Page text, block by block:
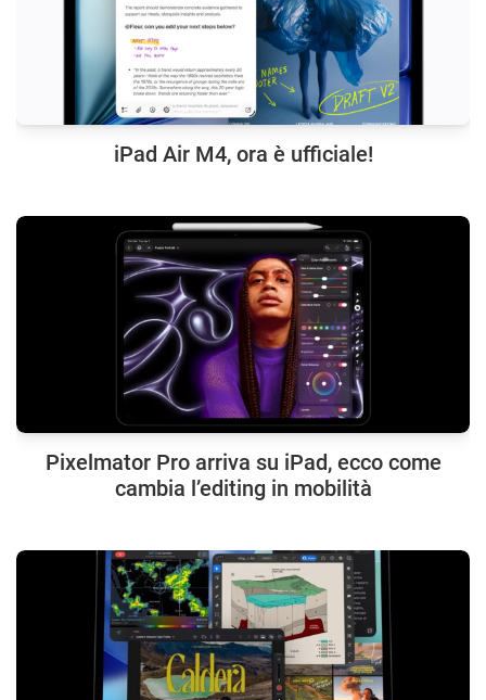
iPad Air M4, ora è ufficiale!
Pixelmator Pro arriva su iPad, ecco come
cambia l’editing in mobilità